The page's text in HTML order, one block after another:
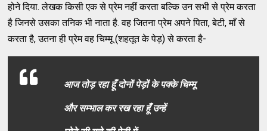
होने दिया. लेखक किसी एक से प्रेम नहीं करता बल्कि उन सभी से प्रेम करता
है जिनसे उसका तनिक भी नाता है. वह जितना प्रेम अपने पिता, बेटी, माँ से
करता है, उतना ही प्रेम वह चिम्मू (शहतूत के पेड़) से करता है-
आज तोड़ रहा हूँ दोनों पेड़ों के पक्के चिम्मू
और सम्भाल कर रख रहा हूँ उन्हें